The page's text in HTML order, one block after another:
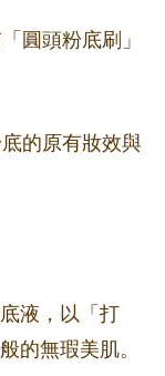
圓頭粉底刷」
的原有妝效與
液，以「打
的無瑕美肌。